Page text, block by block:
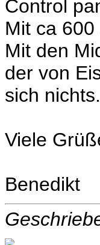
Control
Mit ca
Mit den
der von
sich nichts.
Viele
Benedikt